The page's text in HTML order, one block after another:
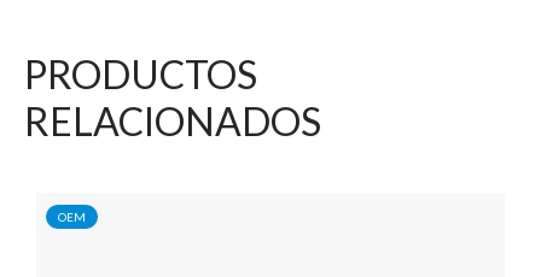
PRODUCTOS
RELACIONADOS
OEM